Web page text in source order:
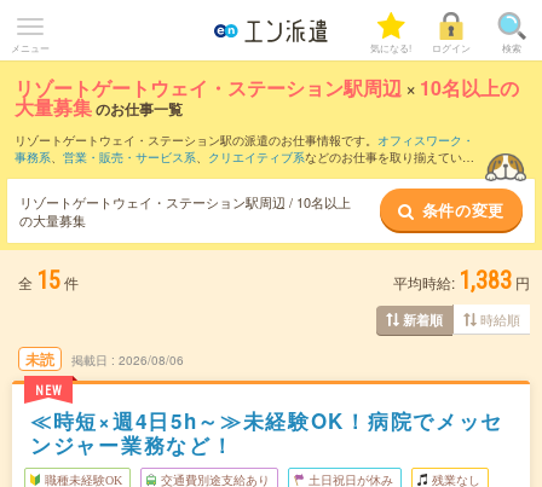
メニュー 気になる! ログイン 検索
リゾートゲートウェイ・ステーション駅周辺 × 10名以上の
大量募集のお仕事一覧
リゾートゲートウェイ・ステーション駅の派遣のお仕事情報です。 オフィスワーク・
事務系、 営業・販売・サービス系、 クリエイティブ系などのお仕事を取り揃えていま
リゾートゲートウェイ・ステーション駅周辺 / 10名以上
の大量募集
条件の変更
全 15件 平均時給: 1,383 円
新着順 時給順
未読
NEW
掲載日 2026/08/06
≪時短×週4日5h～≫未経験OK！病院でメッセ
ンジャー業務など！
職種未経験OK 交通費別途支給あり 土日祝日が休み 残業なし